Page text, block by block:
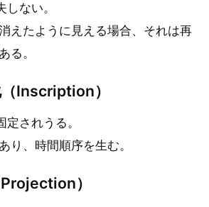
ない。
えたように見える場合、それは再
る。
Inscription）
されうる。
り、時間順序を生む。
）